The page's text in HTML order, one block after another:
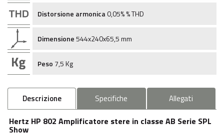
Distorsione armonica0,05% % THD
Dimensione544x240x65,5 mm
Peso 7,5 Kg
Descrizione Specifiche Allegati
Hertz HP 802 Amplificatore stere in classe AB Serie SPL
Show